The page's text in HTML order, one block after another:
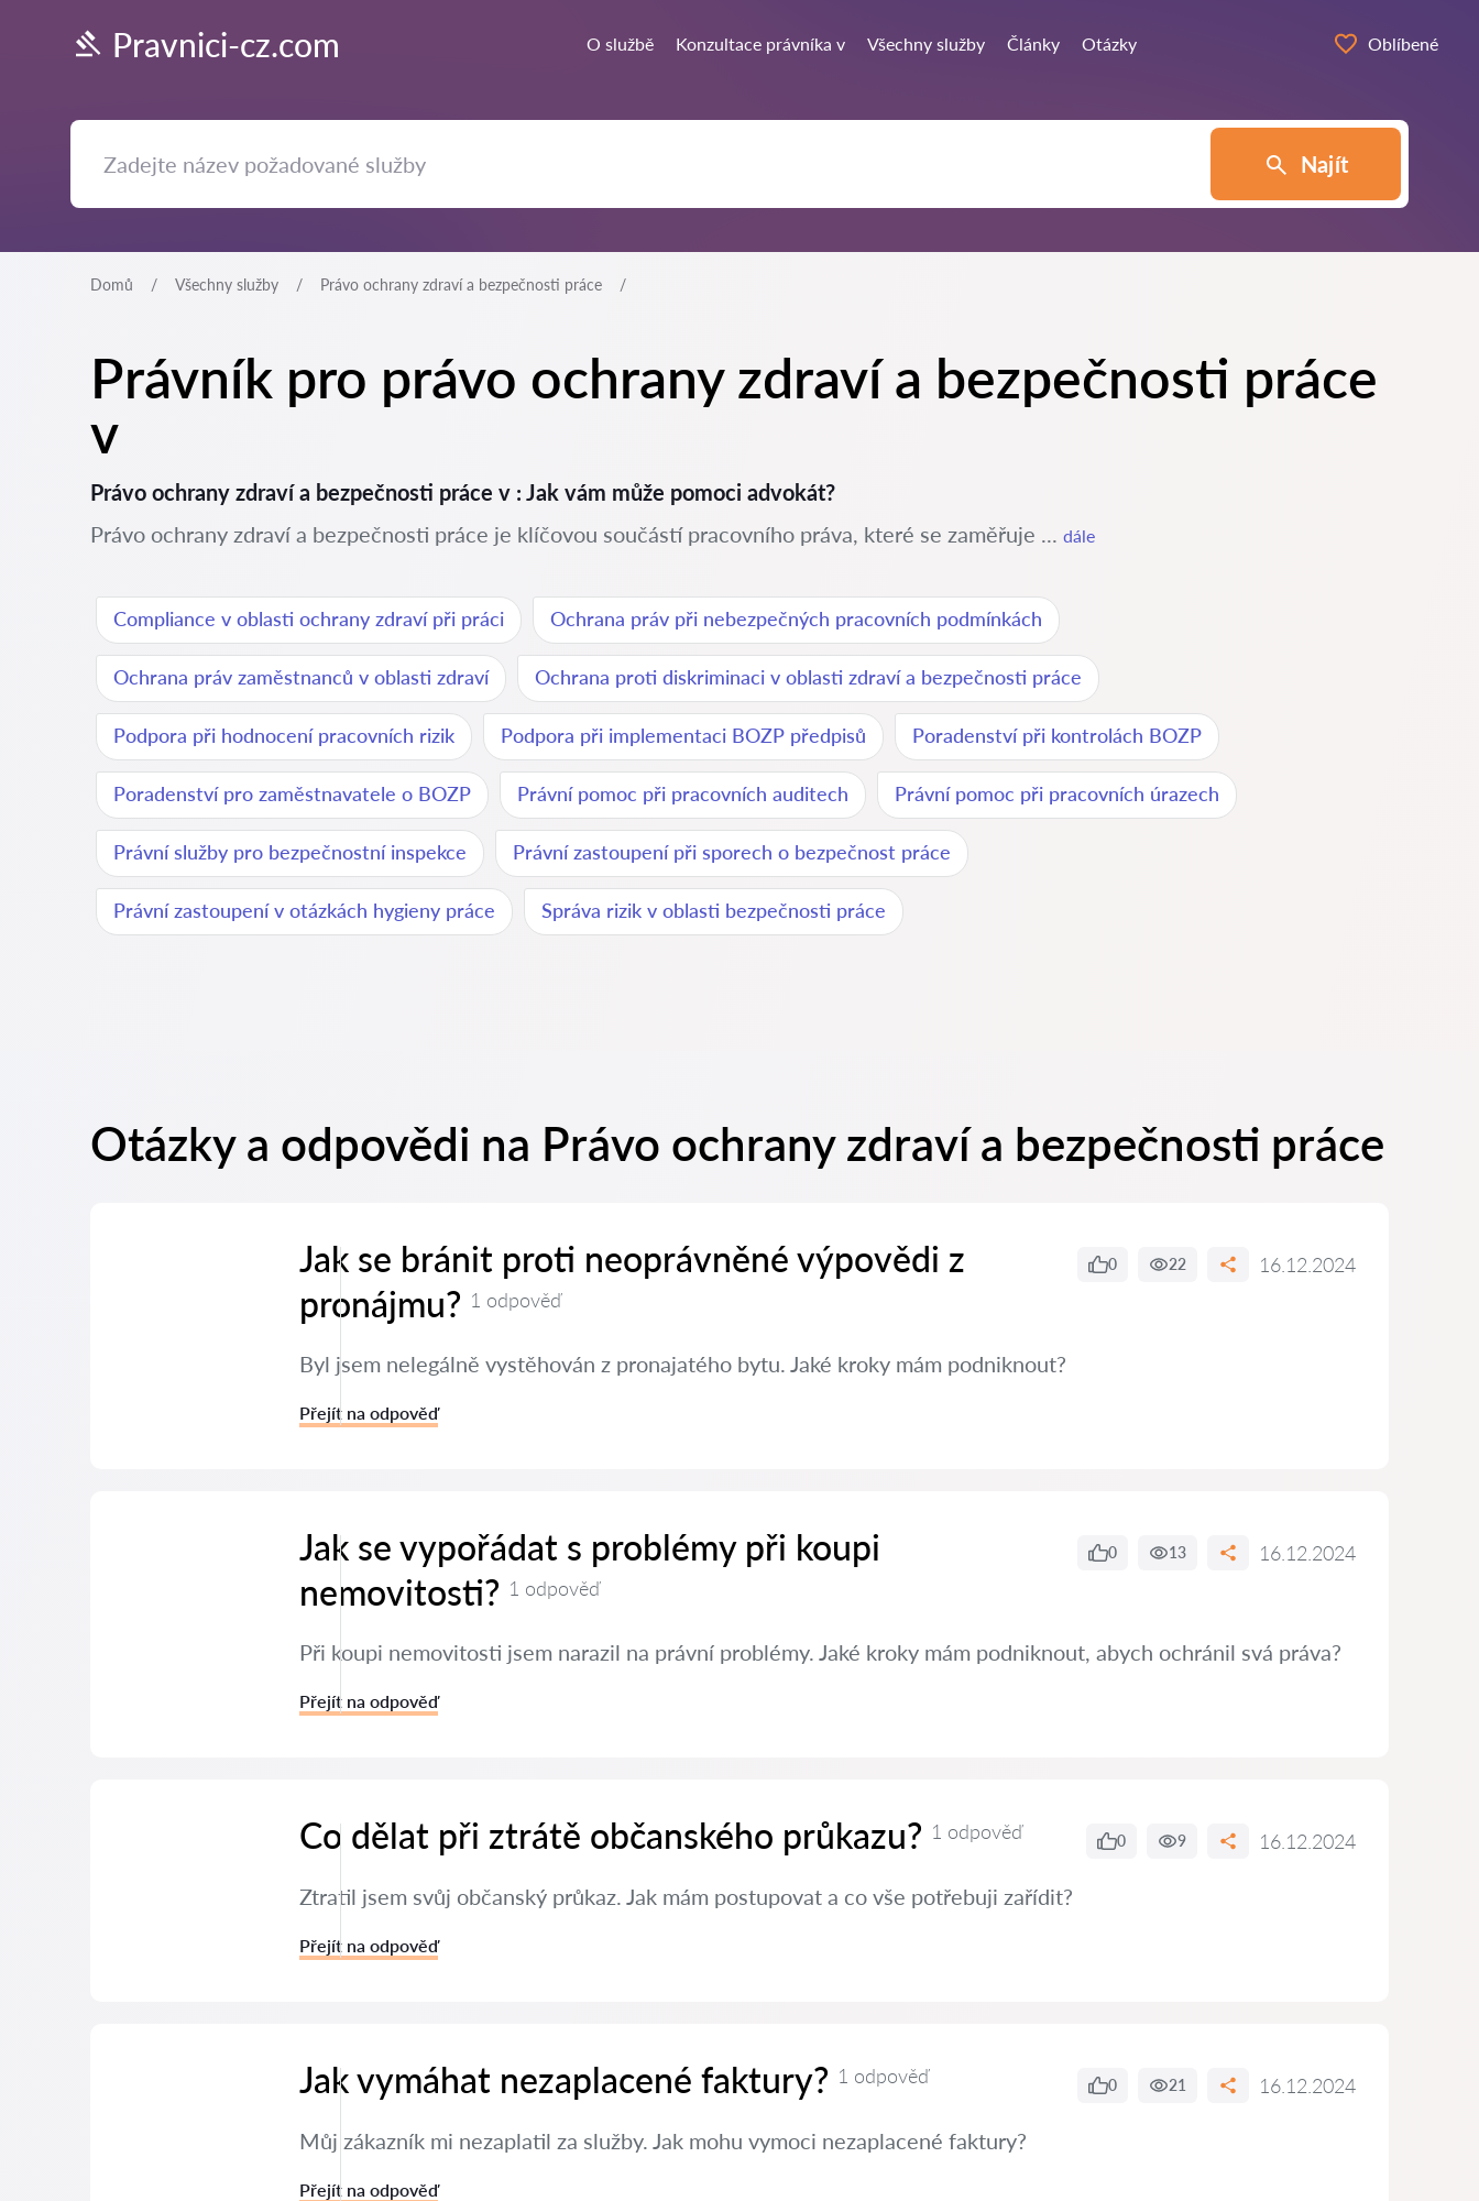
Pravnici-cz.com O službě Konzultace právníka v Všechny služby Články Otázky Oblíbené
Najít
Domů Všechny služby Právo ochrany zdraví a bezpečnosti práce
Právník pro právo ochrany zdraví a bezpečnosti práce
v
Právo ochrany zdraví a bezpečnosti práce v : Jak vám může pomoci advokát?
Právo ochrany zdraví a bezpečnosti práce je klíčovou součástí pracovního práva, které se zaměřuje ... dále
Compliance v oblasti ochrany zdraví při práci Ochrana práv při nebezpečných pracovních podmínkách
Ochrana práv zaměstnanců v oblasti zdraví Ochrana proti diskriminaci v oblasti zdraví a bezpečnosti práce
Podpora při hodnocení pracovních rizik Podpora při implementaci BOZP předpisů Poradenství při kontrolách BOZP
Poradenství pro zaměstnavatele o BOZP Právní pomoc při pracovních auditech Právní pomoc při pracovních úrazech
Právní služby pro bezpečnostní inspekce Právní zastoupení při sporech o bezpečnost práce
Právní zastoupení v otázkách hygieny práce Správa rizik v oblasti bezpečnosti práce
Otázky a odpovědi na Právo ochrany zdraví a bezpečnosti práce
Jak se bránit proti neoprávněné výpovědi z
pronájmu? 1 odpověď
0 22 16.12.2024
Byl jsem nelegálně vystěhován z pronajatého bytu. Jaké kroky mám podniknout?
Přejít na odpověď
Jak se vypořádat s problémy při koupi
nemovitosti? 1 odpověď
0 13 16.12.2024
Při koupi nemovitosti jsem narazil na právní problémy. Jaké kroky mám podniknout, abych ochránil svá práva?
Přejít na odpověď
Co dělat při ztrátě občanského průkazu? 1 odpověď 0 9 16.12.2024
Ztratil jsem svůj občanský průkaz. Jak mám postupovat a co vše potřebuji zařídit?
Přejít na odpověď
Jak vymáhat nezaplacené faktury? 1 odpověď 0 21 16.12.2024
Můj zákazník mi nezaplatil za služby. Jak mohu vymoci nezaplacené faktury?
Přejít na odpověď